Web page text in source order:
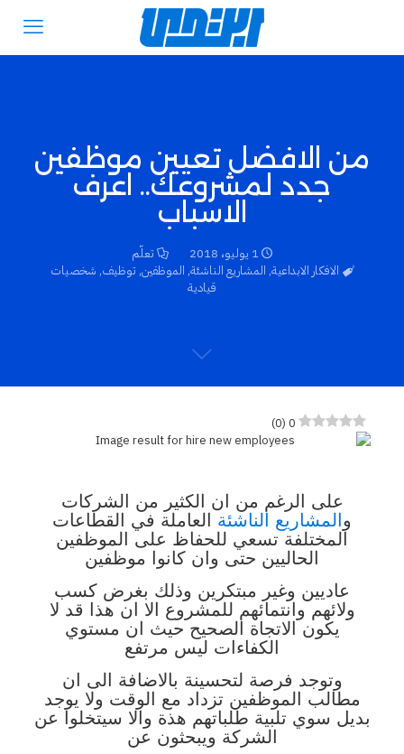
من الافضل تعيين موظفين
جدد لمشروعك.. اعرف
الاسباب
1 يوليو، 2018
تعلّم
الافكار الابداعية, المشاريع الناشئة, الموظفين, توظيف, شخصيات
قيادية
0
(
0
)
على الرغم من ان الكثير من الشركات
و المشاريع الناشئة العاملة في القطاعات
المختلفة تسعي للحفاظ على الموظفين
الحاليين حتى وان كانوا موظفين
عاديين وغير مبتكرين وذلك بغرض كسب
ولائهم وانتمائهم للمشروع الا ان هذا قد لا
يكون الاتجاة الصحيح حيث ان مستوي
الكفاءات ليس مرتفع
وتوجد فرصة لتحسينة بالاضافة الى ان
مطالب الموظفين تزداد مع الوقت ولا يوجد
بديل سوي تلبية طلباتهم هذة والا سيتخلوا عن
الشركة ويبحثون عن